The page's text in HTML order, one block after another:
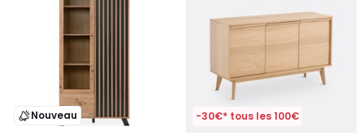
Nouveau -30€* tous les 100€